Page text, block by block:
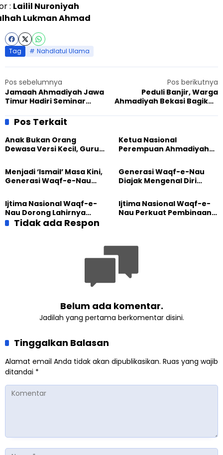
: Lailil Nuroniyah
Lukman Ahmad
Tag Nahdlatul Ulama
Pos sebelumnya
Jamaah Ahmadiyah Jawa
Timur Hadiri Seminar
Pos berikutnya
Peduli Banjir, Warga
Ahmadiyah Bekasi Bagikan
Pos Terkait
Anak Bukan Orang
Dewasa Versi Kecil, Guru
Pendidikan BERLIAN
Ketua Nasional
Perempuan Ahmadiyah
Besar Universitas
Terbuka
Menjadi ‘Ismail’ Masa Kini,
Generasi Waqf-e-Nau
Pengabdian
Generasi Waqf-e-Nau
Diajak Mengenal Diri
Dunia
Ijtima Nasional Waqf-e-
Nau Dorong Lahirnya
Generasi Pengkhidmat
Ijtima Nasional Waqf-e-
Nau Perkuat Pembinaan
Tidak ada Respon
Belum ada komentar.
Jadilah yang pertama berkomentar disini.
Tinggalkan Balasan
Alamat email Anda tidak akan dipublikasikan. Ruas yang wajib
ditandai *